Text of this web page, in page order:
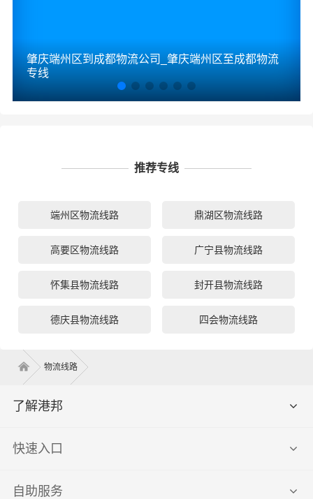
肇庆端州区到成都物流公司_肇庆端州区至成都物流
专线
推荐专线
端州区物流线路 鼎湖区物流线路
高要区物流线路 广宁县物流线路
怀集县物流线路 封开县物流线路
德庆县物流线路 四会物流线路
物流线路
了解港邦
快速入口
自助服务